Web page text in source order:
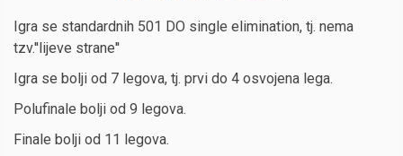
Igra se standardnih 501 DO single elimination, tj. nema
tzv.''lijeve strane''
Igra se bolji od 7 legova, tj. prvi do 4 osvojena lega.
Polufinale bolji od 9 legova.
Finale bolji od 11 legova.